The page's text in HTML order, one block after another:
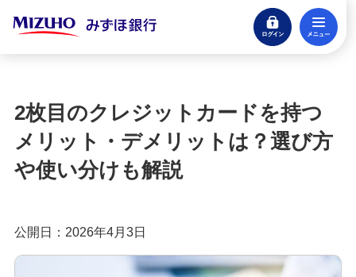
ログイン
閉じる
みずほ楽天カード（クレジットカード）
クレジットカードとは？種類やメリット・注意
点、審査の流れを分かりやすく解説
クレジットカードのポイント還元率とは？選び方
や効率良く貯めるコツを紹介
2枚目のクレジットカードを持つ
メリット・デメリットは？選び方
や使い分けも解説
公開日：2026年4月3日